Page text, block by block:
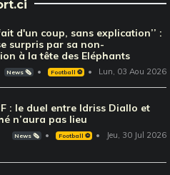
d'un coup, sans explication’’ :
surpris par sa non-
à la tête des Eléphants
News 🗞️ Football ⚽️ Lun, 03 Aou 2026
: le duel entre Idriss Diallo et
n’aura pas lieu
News 🗞️ Football ⚽️ Jeu, 30 Jul 2026